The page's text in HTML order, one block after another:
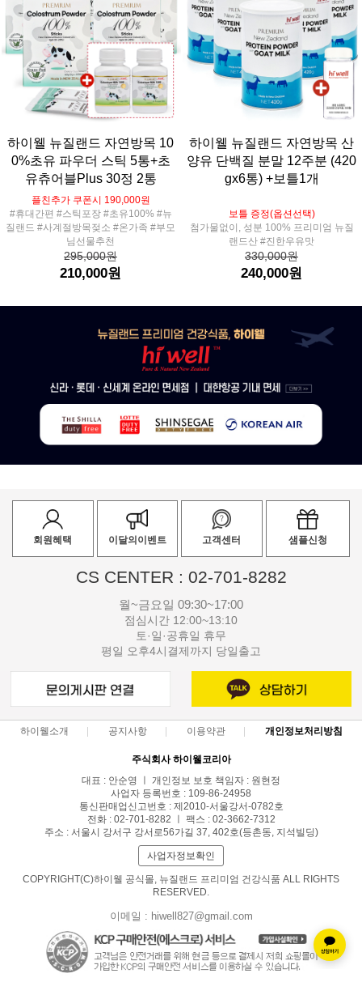
하이웰 뉴질랜드 자연방목 10
0%초유 파우더 스틱 5통+초
유츄어블Plus 30정 2통
플친추가 쿠폰시 190,000원
#휴대간편 #스틱포장 #초유100% #뉴
질랜드 #사계절방목젖소 #온가족 #부모
님선물추천
295,000원
210,000원
하이웰 뉴질랜드 자연방목 산
양유 단백질 분말 12주분 (420
gx6통) +보틀1개
보틀 증정(옵션선택)
첨가물없이, 성분 100% 프리미엄 뉴질
랜드산 #진한우유맛
330,000원
240,000원
회원혜택 이달의이벤트 고객센터 샘플신청
CS CENTER : 02-701-8282
월~금요일 09:30~17:00
점심시간 12:00~13:10
토·일·공휴일 휴무
평일 오후4시결제까지 당일출고
하이웰소개 공지사항 이용약관 개인정보처리방침
주식회사 하이웰코리아
대표 : 안순영 ㅣ 개인정보 보호 책임자 : 원현정
사업자 등록번호 : 109-86-24958
통신판매업신고번호 : 제2010-서울강서-0782호
전화 : 02-701-8282 ㅣ 팩스 : 02-3662-7312
주소 : 서울시 강서구 강서로56가길 37, 402호(등촌동, 지석빌딩)
사업자정보확인
COPYRIGHT(C)하이웰 공식몰, 뉴질랜드 프리미엄 건강식품 ALL RIGHTS
RESERVED.
이메일 : hiwell827@gmail.com